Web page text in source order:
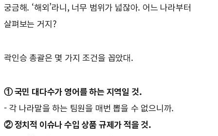
궁금해. ‘해외’라니, 너무 범위가 넓잖아. 어느 나라부터
살펴보는 거지?
곽인승 총괄은 몇 가지 조건을 꼽았대.
① 국민 대다수가 영어를 하는 지역일 것.
- 각 나라말을 하는 팀원을 매번 뽑을 수 없으니까.
② 정치적 이슈나 수입 상품 규제가 적을 것.